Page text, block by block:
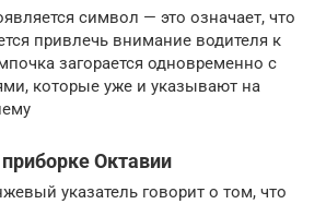
символ — это означает, что
привлечь внимание водителя к
загорается одновременно с
которые уже и указывают на
Октавии
указатель говорит о том, что